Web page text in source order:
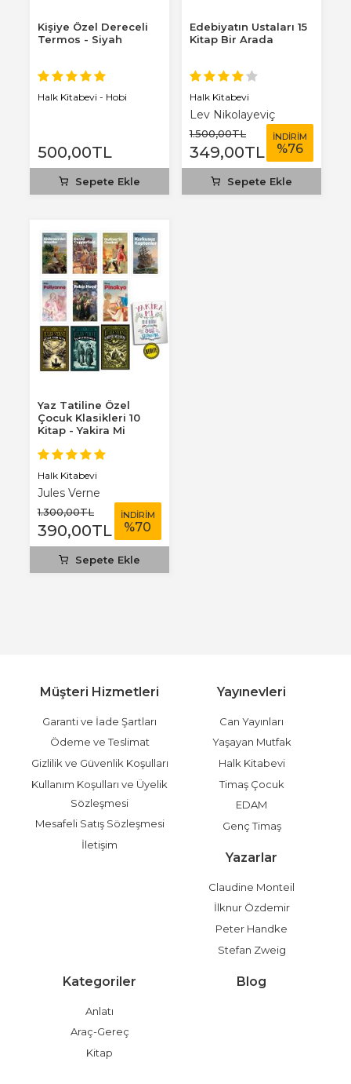
Kişiye Özel Dereceli
Termos - Siyah
Halk Kitabevi - Hobi
500,00TL
Sepete Ekle
Edebiyatın Ustaları 15
Kitap Bir Arada
Halk Kitabevi
Lev Nikolayeviç
Tolstoy
1.500,00TL
349,00TL
İNDİRİM
%76
Sepete Ekle
Yaz Tatiline Özel
Çocuk Klasikleri 10
Kitap - Yakira Mi
Halk Kitabevi
Jules Verne
1.300,00TL
390,00TL
İNDİRİM
%70
Sepete Ekle
Müşteri Hizmetleri
Garanti ve İade Şartları
Ödeme ve Teslimat
Gizlilik ve Güvenlik Koşulları
Kullanım Koşulları ve Üyelik
Sözleşmesi
Mesafeli Satış Sözleşmesi
İletişim
Yayınevleri
Can Yayınları
Yaşayan Mutfak
Halk Kitabevi
Timaş Çocuk
EDAM
Genç Timaş
Yazarlar
Claudine Monteil
İlknur Özdemir
Peter Handke
Stefan Zweig
Kategoriler
Anlatı
Araç-Gereç
Kitap
Blog